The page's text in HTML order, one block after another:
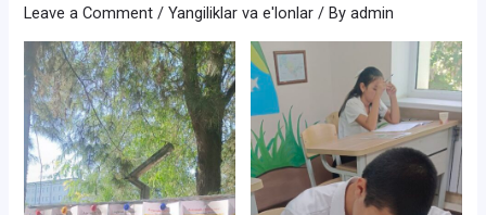
Leave a Comment /Yangiliklar va e'lonlar / Byadmin